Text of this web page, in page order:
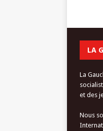
LA
La
et des
Nous